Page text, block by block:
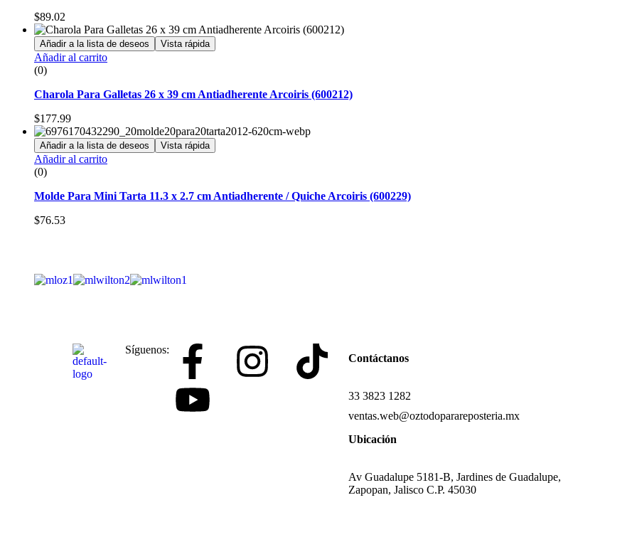
$89.02
Añadir a la lista de deseos Vista rápida
Añadir al carrito
(0)
Charola Para Galletas 26 x 39 cm Antiadherente Arcoiris (600212)
$177.99
Añadir a la lista de deseos Vista rápida
Añadir al carrito
(0)
Molde Para Mini Tarta 11.3 x 2.7 cm Antiadherente / Quiche Arcoiris (600229)
$76.53
Síguenos:
Contáctanos
33 3823 1282
ventas.web@oztodoparareposteria.mx
Ubicación
Av Guadalupe 5181-B, Jardines de Guadalupe,
Zapopan, Jalisco C.P. 45030